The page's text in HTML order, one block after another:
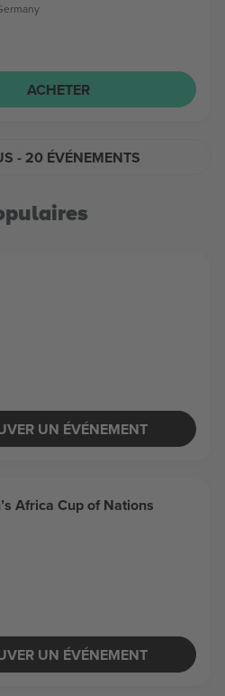
ACHETER
- 20 ÉVÉNEMENTS
UN ÉVÉNEMENT
Africa Cup of Nations
UN ÉVÉNEMENT